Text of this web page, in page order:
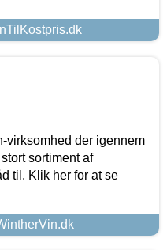
virksomhed der igennem
sortiment af
til. Klik her for at se